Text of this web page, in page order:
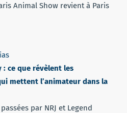
Animal Show revient à Paris
: ce que révèlent les
mettent l’animateur dans la
par NRJ et Legend